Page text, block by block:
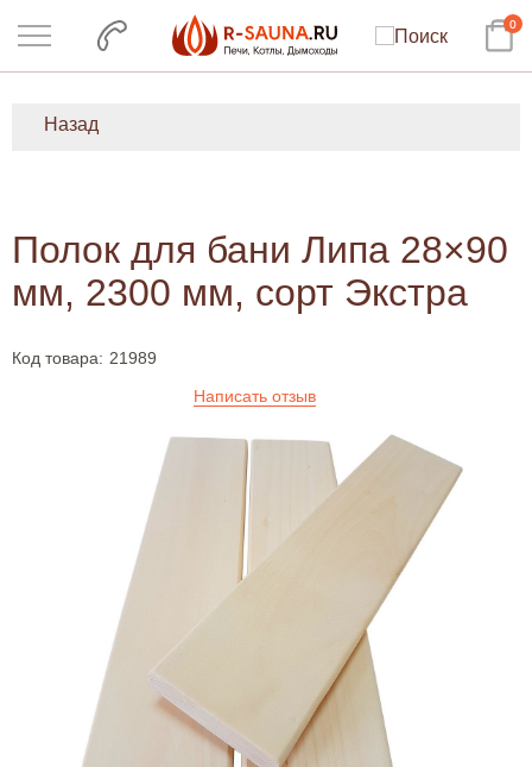
0
Назад
Полок для бани Липа 28×90
мм, 2300 мм, сорт Экстра
Код товара: 21989
Написать отзыв